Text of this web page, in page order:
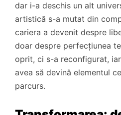
dar i-a deschis un alt
artistică s-a mutat din
cariera a devenit despre
doar despre perfecțiunea
oprit, ci s-a reconfigurat,
avea să devină elementul
parcurs.